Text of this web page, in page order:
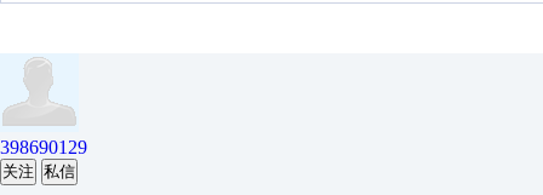
398690129
关注 私信